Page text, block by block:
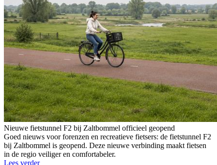
Nieuwe fietstunnel F2 bij Zaltbommel officieel geopend
Goed nieuws voor forenzen en recreatieve fietsers: de fietstunnel F2
bij Zaltbommel is geopend. Deze nieuwe verbinding maakt fietsen
in de regio veiliger en comfortabeler.
Lees verder